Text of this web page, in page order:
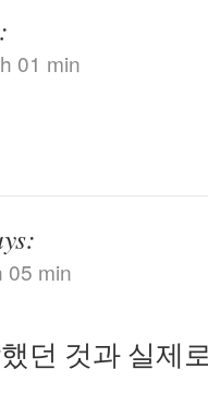
01 min
05 min
던 것과 실제